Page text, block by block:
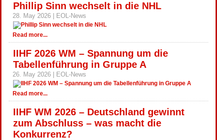
Phillip Sinn wechselt in die NHL
28. May 2026 | EOL-News
Read more...
IIHF 2026 WM – Spannung um die
Tabellenführung in Gruppe A
26. May 2026 | EOL-News
Read more...
IIHF WM 2026 – Deutschland gewinnt
zum Abschluss – was macht die
Konkurrenz?